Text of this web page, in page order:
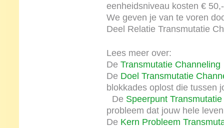
eenheidsniveau kosten €
We geven je van te voren
Deel Relatie Transmutatie
Lees meer over:
De Transmutatie Channeling
De Doel Transmutatie
blokkades oplost die
De Speerpunt
probleem dat jouw hele
De Kern Probleem